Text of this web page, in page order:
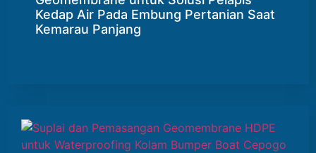
Kedap Air Pada Embung Pertanian Saat
Kemarau Panjang